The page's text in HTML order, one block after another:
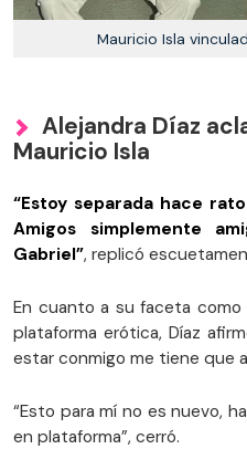
Mauricio Isla
Alejandra Díaz
Mauricio Isla
“Estoy separada hace
Amigos simplemente
Gabriel”, replicó
En cuanto a su faceta
plataforma erótica, Díaz
estar conmigo me tiene que
“Esto para mí no es nuevo,
en plataforma”, cerró.